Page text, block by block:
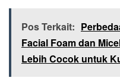
Pos Terkait:
Facial Foam dan
Lebih Cocok untuk